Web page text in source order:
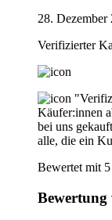
28. Dezember
Verifizierter
Käufer:innen
bei uns
alle, die ein
Bewertet mit